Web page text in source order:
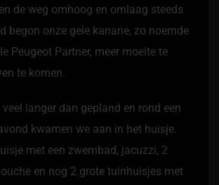
de weg omhoog en omlaag steeds
begon onze gele kanarie, zo noemde
Peugeot Partner, meer moeite te
te komen.
veel langer dan gepland en rond een
kwamen we aan in het huisje.
met een zwembad, jacuzzi, 2
en nog 2 grote tuinhuisjes met